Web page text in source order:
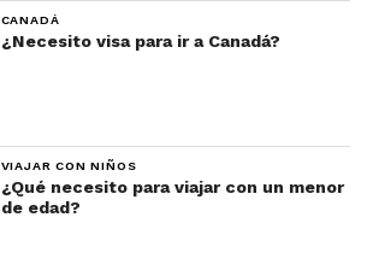
CANADÁ
¿Necesito visa para ir a Canadá?
VIAJAR CON NIÑOS
¿Qué necesito para viajar con un menor
de edad?